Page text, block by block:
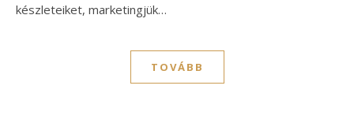
készleteiket, marketingjük…
TOVÁBB